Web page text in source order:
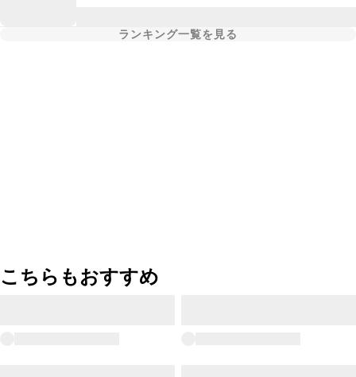
ランキング一覧を見る
こちらもおすすめ